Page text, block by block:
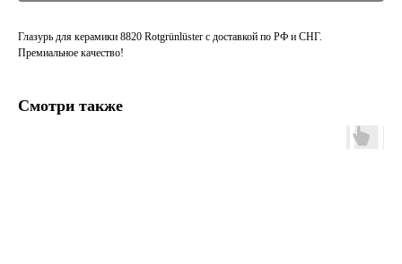
Глазурь для керамики 8820 Rotgrünlüster c доставкой по РФ и СНГ.
Премиальное качество!
Смотри также